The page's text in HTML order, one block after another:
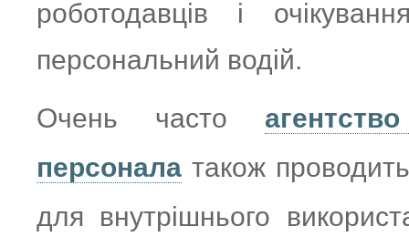
роботодавців і
персональний водій.
Очень часто
персонала також
для внутрішнього